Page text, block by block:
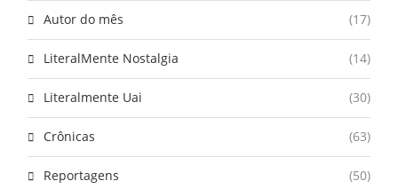
Autor do mês (17)
LiteralMente Nostalgia (14)
Literalmente Uai (30)
Crônicas (63)
Reportagens (50)